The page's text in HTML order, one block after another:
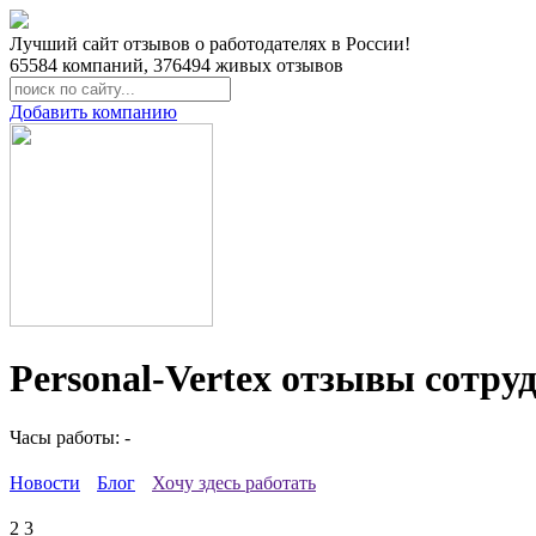
Лучший сайт отзывов о работодателях в России!
65584 компаний, 376494 живых отзывов
Добавить компанию
Personal-Vertex отзывы
Часы работы: -
Новости Блог Хочу здесь работать
2 3